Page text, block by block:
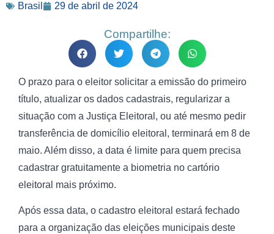
Brasil 29 de abril de 2024
Compartilhe:
O prazo para o eleitor solicitar a emissão do primeiro
título, atualizar os dados cadastrais, regularizar a
situação com a Justiça Eleitoral, ou até mesmo pedir
transferência de domicílio eleitoral, terminará em 8 de
maio. Além disso, a data é limite para quem precisa
cadastrar gratuitamente a biometria no cartório
eleitoral mais próximo.
Após essa data, o cadastro eleitoral estará fechado
para a organização das eleições municipais deste